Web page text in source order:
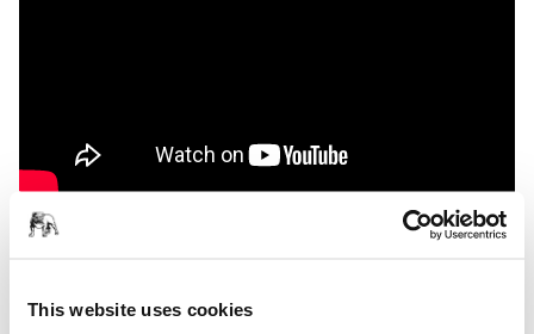
This website uses cookies
屡获殊荣的 Mirka® 电动工具已进入一个新时代。现在，该系
户为中心的设计。认识新一代的明星产品。